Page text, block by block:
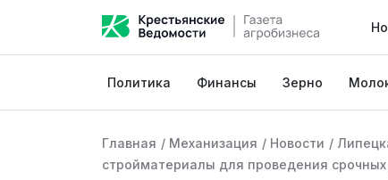
Политика Финансы Зерно
Главная / Механизация / Новости /
стройматериалы для проведения срочных